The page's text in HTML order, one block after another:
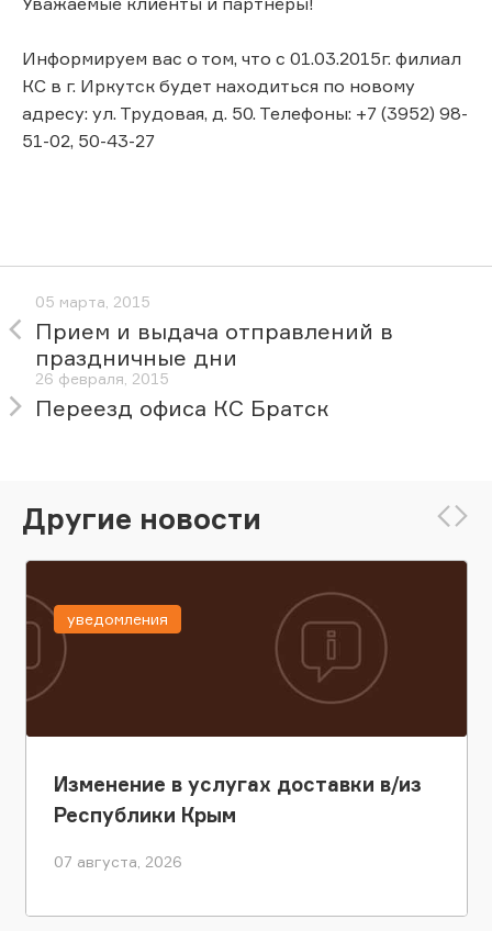
Информируем вас о том, что с 01.03.2015г. филиал
КС в г. Иркутск будет находиться по новому
адресу: ул. Трудовая, д. 50. Телефоны: +7 (3952) 98-
51-02, 50-43-27
05 марта, 2015
Прием и выдача отправлений в
праздничные дни
26 февраля, 2015
Переезд офиса КС Братск
Другие новости
Изменение в услугах доставки в/из
Республики Крым
07 августа, 2026
уведомления